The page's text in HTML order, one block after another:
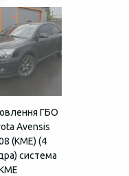
ГБО
Avensis
(КМЕ) (4
система